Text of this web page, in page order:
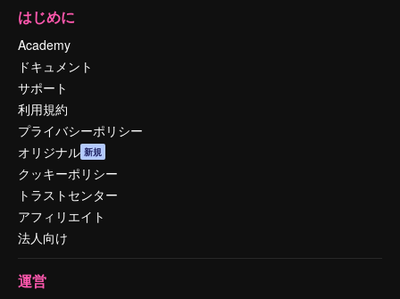
はじめに
Academy
ドキュメント
サポート
利用規約
プライバシーポリシー
オリジナル 新規
クッキーポリシー
トラストセンター
アフィリエイト
法人向け
運営